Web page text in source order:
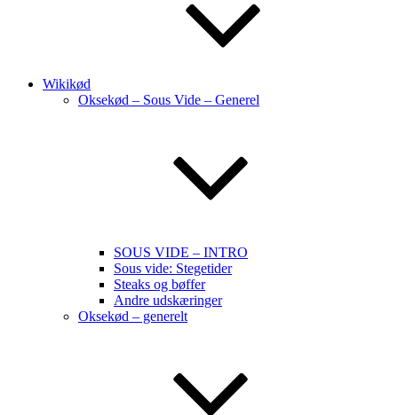
Wikikød
Oksekød – Sous Vide – Generel
SOUS VIDE – INTRO
Sous vide: Stegetider
Steaks og bøffer
Andre udskæringer
Oksekød – generelt